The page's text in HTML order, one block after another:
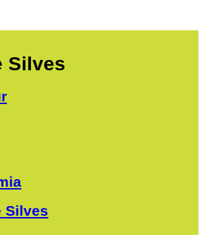
Silves
Silves